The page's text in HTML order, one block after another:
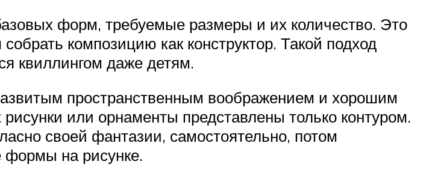
форм, требуемые размеры и их количество. Это
композицию как конструктор. Такой подход
квиллингом даже детям.
пространственным воображением и хорошим
или орнаменты представлены только контуром.
своей фантазии, самостоятельно, потом
формы на рисунке.